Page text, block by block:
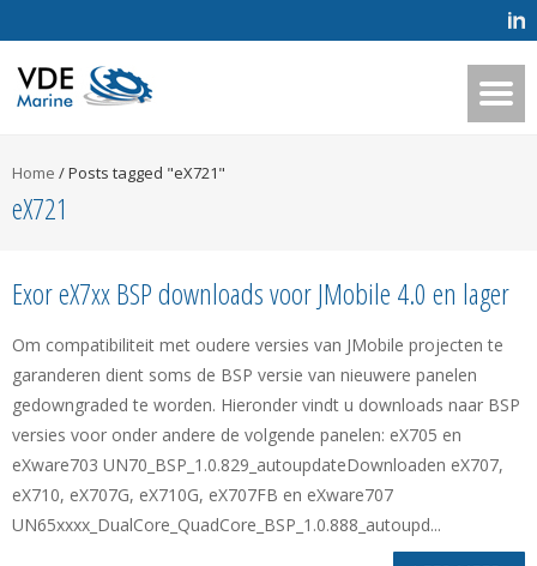
Home /Posts tagged "eX721"
eX721
Exor eX7xx BSP downloads voor JMobile 4.0 en lager
Om compatibiliteit met oudere versies van JMobile projecten te
garanderen dient soms de BSP versie van nieuwere panelen
gedowngraded te worden. Hieronder vindt u downloads naar BSP
versies voor onder andere de volgende panelen: eX705 en
eXware703 UN70_BSP_1.0.829_autoupdateDownloaden eX707,
eX710, eX707G, eX710G, eX707FB en eXware707
UN65xxxx_DualCore_QuadCore_BSP_1.0.888_autoupd...